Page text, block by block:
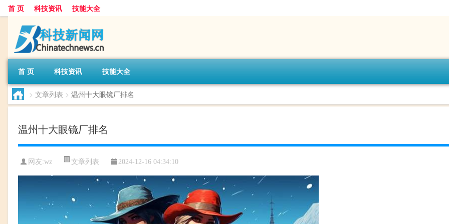
首 页 科技资讯 技能大全
首 页 科技资讯 技能大全
> 文章列表 > 温州十大眼镜厂排名
温州十大眼镜厂排名
网友:wz 文章列表 2024-12-16 04:34:10